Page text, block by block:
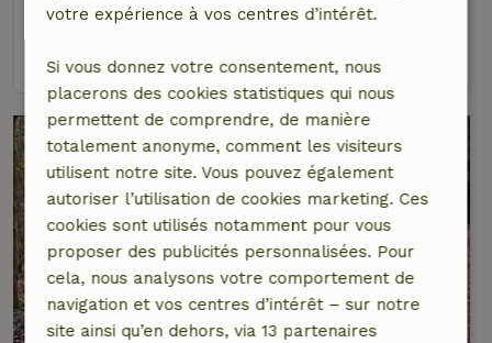
4 personnes2 Chambres à coucher
8,9/10
votre expérience à vos centres d’intérêt.
Si vous donnez votre consentement, nous
placerons des cookies statistiques qui nous
permettent de comprendre, de manière
totalement anonyme, comment les visiteurs
utilisent notre site. Vous pouvez également
autoriser l’utilisation de cookies marketing. Ces
cookies sont utilisés notamment pour vous
proposer des publicités personnalisées. Pour
cela, nous analysons votre comportement de
navigation et vos centres d’intérêt – sur notre
site ainsi qu’en dehors, via 13 partenaires